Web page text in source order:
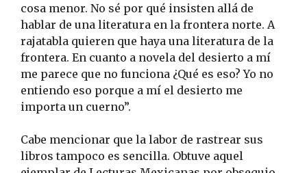
cosa menor. No sé por qué insisten allá de
hablar de una literatura en la frontera norte. A
rajatabla quieren que haya una literatura de la
frontera. En cuanto a novela del desierto a mí
me parece que no funciona ¿Qué es eso? Yo no
entiendo eso porque a mí el desierto me
importa un cuerno”.
Cabe mencionar que la labor de rastrear sus
libros tampoco es sencilla. Obtuve aquel